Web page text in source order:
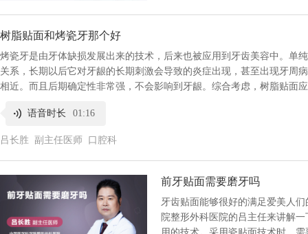
树脂贴面和烤瓷牙那个好
烤瓷牙是由牙体缺损发展出来的技术，后来也被应用到牙齿美容中。单
关系，长期以后它对牙龈的长期刺激会导致的炎症出现，甚至出现牙周
相近。而且后期确定性非常强，不会影响到牙龈。综合考虑，树脂贴面
语音时长 01:16
吕长胜 副主任医师 口腔科
前牙贴面需要磨牙吗
牙齿贴面能够很好的满足爱美人
院整形外科医院的吕主任来讲解